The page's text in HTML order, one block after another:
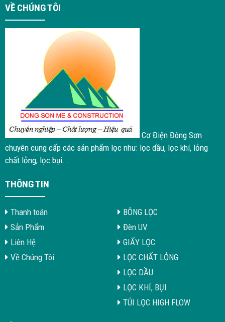
VỀ CHÚNG TÔI
Cơ Điện Đông Sơn
chuyên cung cấp các sản phẩm lọc như: lọc dầu, lọc khí, lỏng
chất lỏng, lọc bụi...
THÔNG TIN
Thanh toán
Sản Phẩm
Liên Hệ
Về Chúng Tôi
BÔNG LỌC
Đèn UV
GIẤY LỌC
LỌC CHẤT LỎNG
LỌC DẦU
LỌC KHÍ, BỤI
TÚI LỌC HIGH FLOW